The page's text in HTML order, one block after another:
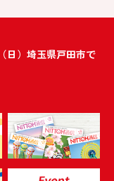
日）埼玉県戸田市で